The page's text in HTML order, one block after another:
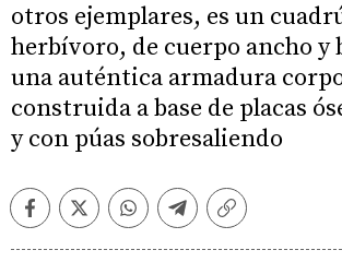
otros ejemplares, es un
herbívoro, de cuerpo ancho y
una auténtica armadura
construida a base de placas
y con púas sobresaliendo
FacebookTwitterWhatsappTelegramCopiar